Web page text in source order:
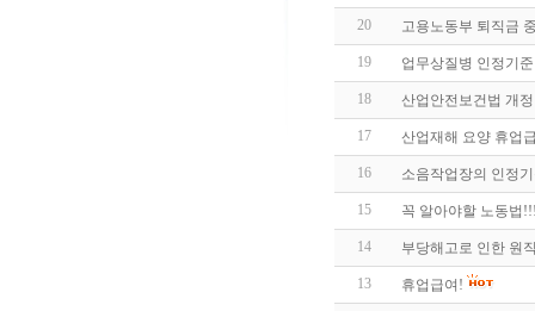
20 고용노동부 퇴직금
19 업무상질병 인정기
18 산업안전보건법 개
17 산업재해 요양 휴업
16 소음작업장의 인정
15 꼭 알아야할 노동법
14 부당해고로 인한 원
13 휴업급여!